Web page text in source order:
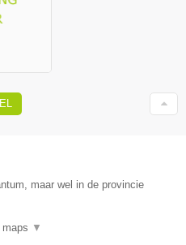
maar wel in de provincie
▼